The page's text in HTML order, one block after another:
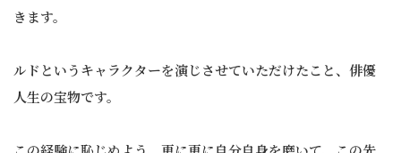
きます。
ルドというキャラクターを演じさせていただけたこと、俳優
人生の宝物です。